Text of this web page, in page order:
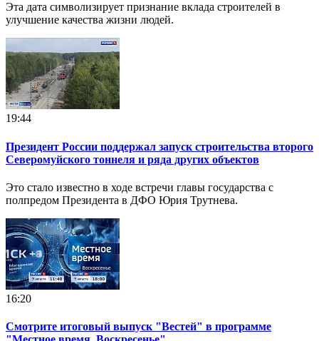
Эта дата символизирует признание вклада строителей в
улучшение качества жизни людей.
19:44
Президент России поддержал запуск строительства второго
Северомуйского тоннеля и ряда других объектов
Это стало известно в ходе встречи главы государства с
полпредом Президента в ДФО Юрия Трутнева.
16:20
Смотрите итоговый выпуск "Вестей" в программе